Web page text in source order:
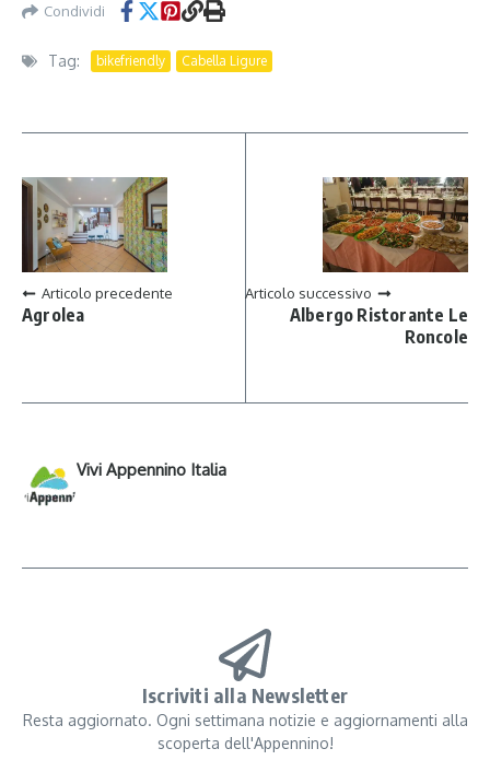
Condividi
Tag: bikefriendly Cabella Ligure
Articolo precedente
Agrolea
Articolo successivo
Albergo Ristorante Le
Roncole
Vivi Appennino Italia
Iscriviti alla Newsletter
Resta aggiornato. Ogni settimana notizie e aggiornamenti alla
scoperta dell'Appennino!